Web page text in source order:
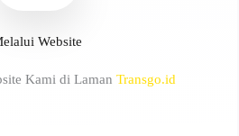
Website
Kami di Laman Transgo.id